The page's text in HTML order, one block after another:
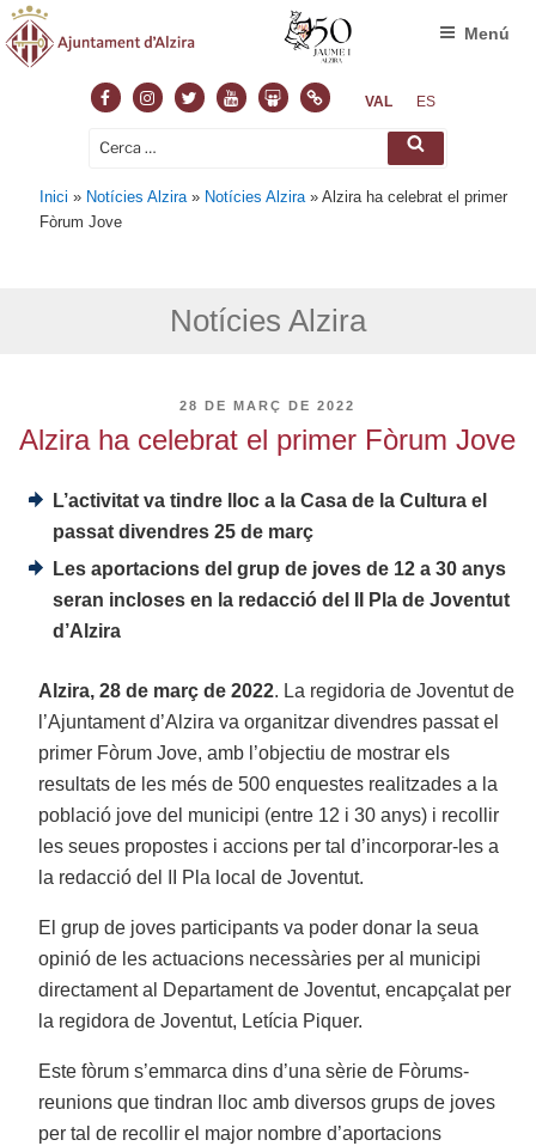
FacebookInstagram
TwitterYoutubeSlideshare
NormasVAL ES
Cerca: Cerca
Menú
Inici » Notícies Alzira » Notícies Alzira »Alzira ha celebrat el primer
Fòrum Jove
Notícies Alzira
PUBLICAT
28 DE MARÇ DE 2022
Alzira ha celebrat el primer Fòrum Jove
L’activitat va tindre lloc a la Casa de la Cultura el
passat divendres 25 de març
Les aportacions del grup de joves de 12 a 30 anys
seran incloses en la redacció del II Pla de Joventut
d’Alzira
Alzira, 28 de març de 2022. La regidoria de Joventut de
l’Ajuntament d’Alzira va organitzar divendres passat el
primer Fòrum Jove, amb l’objectiu de mostrar els
resultats de les més de 500 enquestes realitzades a la
població jove del municipi (entre 12 i 30 anys) i recollir
les seues propostes i accions per tal d’incorporar-les a
la redacció del II Pla local de Joventut.
El grup de joves participants va poder donar la seua
opinió de les actuacions necessàries per al municipi
directament al Departament de Joventut, encapçalat per
la regidora de Joventut, Letícia Piquer.
Este fòrum s’emmarca dins d’una sèrie de Fòrums-
reunions que tindran lloc amb diversos grups de joves
per tal de recollir el major nombre d’aportacions